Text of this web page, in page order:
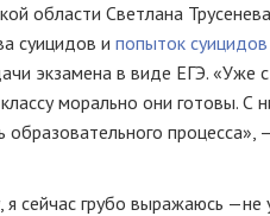
области Светлана
суицидов и попыток
экзамена в виде ЕГЭ. «Уже
морально они готовы. С
процесса»,
сейчас грубо выражаюсь —не